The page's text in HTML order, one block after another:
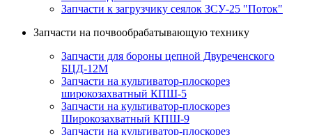
Запчасти к загрузчику сеялок ЗСУ-25 "Поток"
Запчасти на почвообрабатывающую технику
Запчасти для бороны цепной Двуреченского
БЦД-12М
Запчасти на культиватор-плоскорез
широкозахватный КПШ-5
Запчасти на культиватор-плоскорез
Широкозахватный КПШ-9
Запчасти на культиватор-плоскорез